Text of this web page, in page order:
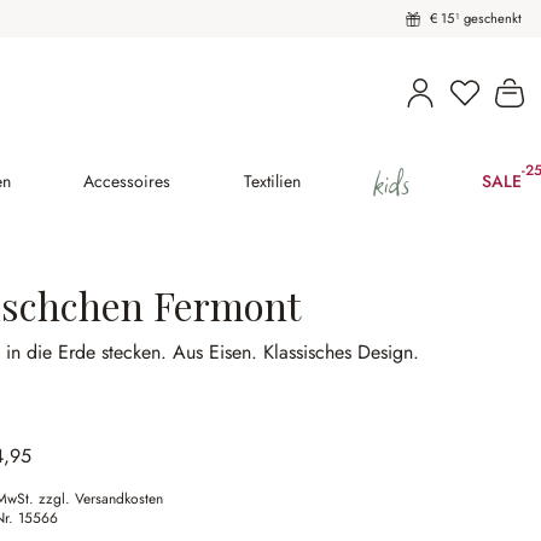
€ 15¹ geschenkt
Accessoires Textilien kids SALE-
Fermont
in die Erde stecken.Aus Eisen. Klassisches Design.
zzgl. Versandkosten
15566